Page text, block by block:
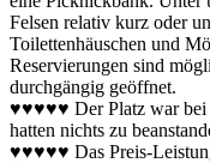
Felsen relativ kurz oder
Toilettenhäuschen und
Reservierungen sind
durchgängig geöffnet.
♥♥♥♥♥ Der Platz war bei
hatten nichts zu
♥♥♥♥♥ Das Preis-